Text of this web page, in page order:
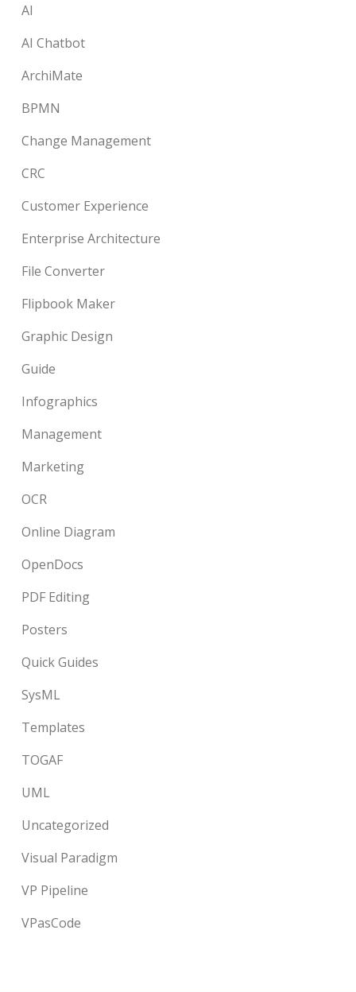
AI
AI Chatbot
ArchiMate
BPMN
Change Management
CRC
Customer Experience
Enterprise Architecture
File Converter
Flipbook Maker
Graphic Design
Guide
Infographics
Management
Marketing
OCR
Online Diagram
OpenDocs
PDF Editing
Posters
Quick Guides
SysML
Templates
TOGAF
UML
Uncategorized
Visual Paradigm
VP Pipeline
VPasCode